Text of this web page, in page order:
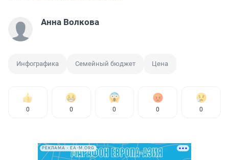
Анна Волкова
Инфографика Семейный бюджет Цена
0 0 0 0 0
РЕКЛАМА • EA-M.ORG